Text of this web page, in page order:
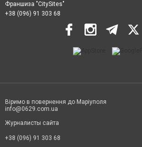
Франшиза "CitySites"
+38 (096) 91 303 68
Віримо в повернення до Маріуполя
info@0629.com.ua
Журналисты сайта
+38 (096) 91 303 68